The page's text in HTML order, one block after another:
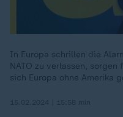
In Europa schrillen die
NATO zu verlassen,
sich Europa ohne Amerika